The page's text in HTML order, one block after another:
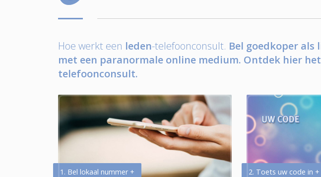
Hoe werkt een leden-telefoonconsult. Bel goedkoper
met een paranormale online medium. Ontdek hier
telefoonconsult.
1. Bel lokaal nummer + 2. Toets uw code in +